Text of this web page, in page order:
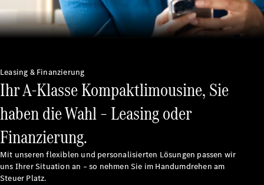
Autonomes
Fahren
Fahrassistenzsysteme
& Sicherheit
MBUX
Multimedia
Leasing & Finanzierung
Ihr A-Klasse Kompaktlimousine, Sie
haben die Wahl – Leasing oder
Finanzierung.
Mit unseren flexiblen und personalisierten Lösungen passen wir
uns Ihrer Situation an – so nehmen Sie im Handumdrehen am
Steuer Platz.